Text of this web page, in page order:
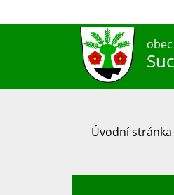
obec
Úvodní stránka